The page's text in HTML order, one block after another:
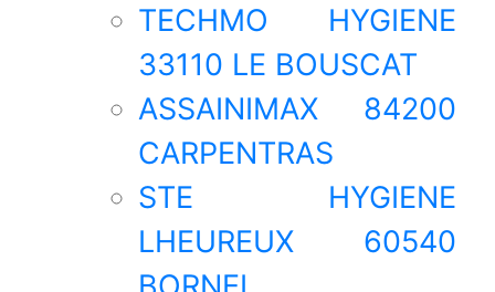
TECHMO HYGIENE
33110 LE BOUSCAT
ASSAINIMAX 84200
CARPENTRAS
STE HYGIENE
LHEUREUX 60540